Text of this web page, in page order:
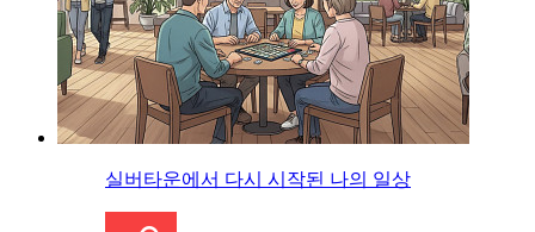
실버타운에서 다시 시작된 나의 일상